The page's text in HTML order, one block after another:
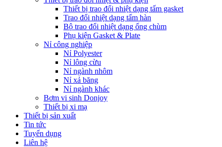
Thiết bị trao đổi nhiệt dạng tấm gasket
Trao đổi nhiệt dạng tấm hàn
Bộ trao đổi nhiệt dạng ống chùm
Phụ kiện Gasket & Plate
Nỉ công nghiệp
Nỉ Polyester
Nỉ lông cừu
Nỉ ngành nhôm
Nỉ xả băng
Nỉ ngành khác
Bơm vi sinh Donjoy
Thiết bị xi mạ
Thiết bị sản xuất
Tin tức
Tuyển dụng
Liên hệ